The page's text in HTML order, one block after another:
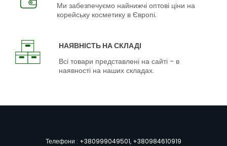
Ми забезпечуємо найнижчі оптові ціни на
корейську косметику в Європі.
НАЯВНІСТЬ НА СКЛАДІ
Всі товари представлені на сайті - в
наявності на наших складах.
Телефони : +380999049501, +380984610919